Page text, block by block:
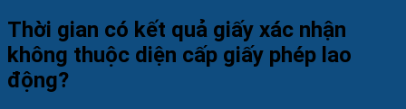
Thời gian có kết quả giấy xác nhận
không thuộc diện cấp giấy phép lao
động?